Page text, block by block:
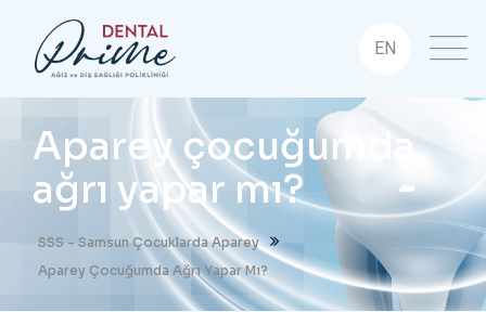
EN
Aparey çocuğumda
ağrı yapar mı?
SSS - Samsun Çocuklarda Aparey
Aparey Çocuğumda Ağrı Yapar Mı?